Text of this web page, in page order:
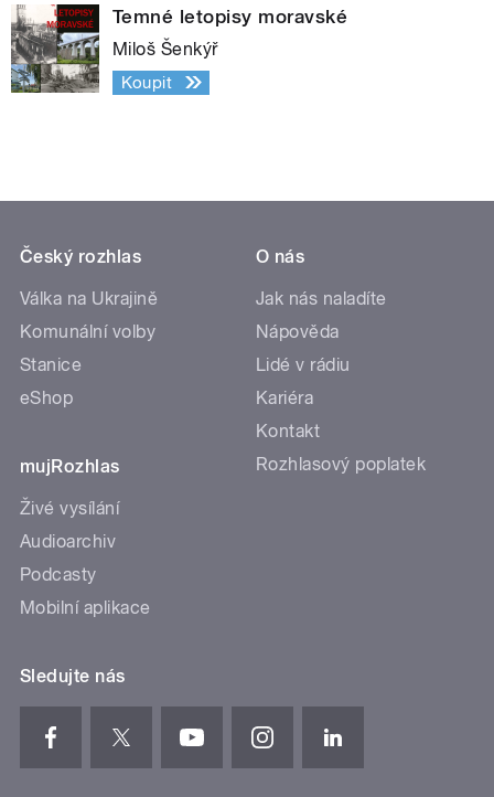
Temné letopisy moravské
Miloš Šenkýř
Koupit
Český rozhlas
Válka na Ukrajině
Komunální volby
Stanice
eShop
mujRozhlas
Živé vysílání
Audioarchiv
Podcasty
Mobilní aplikace
O nás
Jak nás naladíte
Nápověda
Lidé v rádiu
Kariéra
Kontakt
Rozhlasový poplatek
Sledujte nás